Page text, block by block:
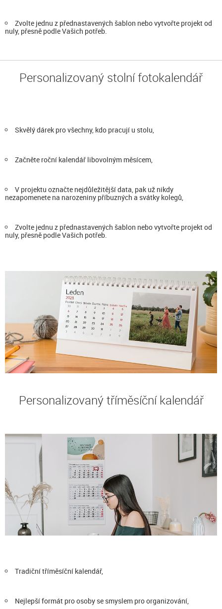
Zvolte jednu z přednastavených šablon nebo vytvořte projekt od
nuly, přesně podle Vašich potřeb.
Personalizovaný stolní fotokalendář
Skvělý dárek pro všechny, kdo pracují u stolu,
Začněte roční kalendář libovolným měsícem,
V projektu označte nejdůležitější data, pak už nikdy
nezapomenete na narozeniny příbuzných a svátky kolegů,
Zvolte jednu z přednastavených šablon nebo vytvořte projekt od
nuly, přesně podle Vašich potřeb.
Personalizovaný tříměsíční kalendář
Tradiční tříměsíční kalendář,
Nejlepší formát pro osoby se smyslem pro organizování,